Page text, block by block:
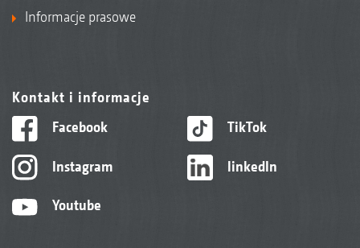
Informacje prasowe
Kontakt i informacje
Facebook
Instagram
Youtube
TikTok
linkedIn